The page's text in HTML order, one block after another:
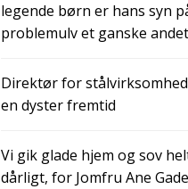
legende børn er hans syn
problemulv et ganske andet
Direktør for
en dyster fremtid
Vi gik glade hjem og sov
dårligt, for Jomfru Ane